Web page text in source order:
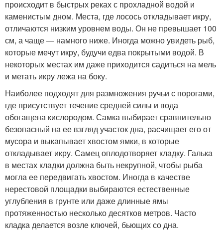
происходит в быстрых реках с прохладной водой и
каменистым дном. Места, где лосось откладывает икру,
отличаются низким уровнем воды. Он не превышает 100
см, а чаще — намного ниже. Иногда можно увидеть рыб,
которые мечут икру, будучи едва покрытыми водой. В
некоторых местах им даже приходится садиться на мель
и метать икру лежа на боку.
Наиболее подходят для размножения ручьи с порогами,
где присутствует течение средней силы и вода
обогащена кислородом. Самка выбирает сравнительно
безопасный на ее взгляд участок дна, расчищает его от
мусора и выкапывает хвостом ямки, в которые
откладывает икру. Самец оплодотворяет кладку. Галька
в местах кладки должна быть некрупной, чтобы рыба
могла ее передвигать хвостом. Иногда в качестве
нерестовой площадки выбираются естественные
углубления в грунте или даже длинные ямы
протяженностью несколько десятков метров. Часто
кладка делается возле ключей, бьющих со дна.